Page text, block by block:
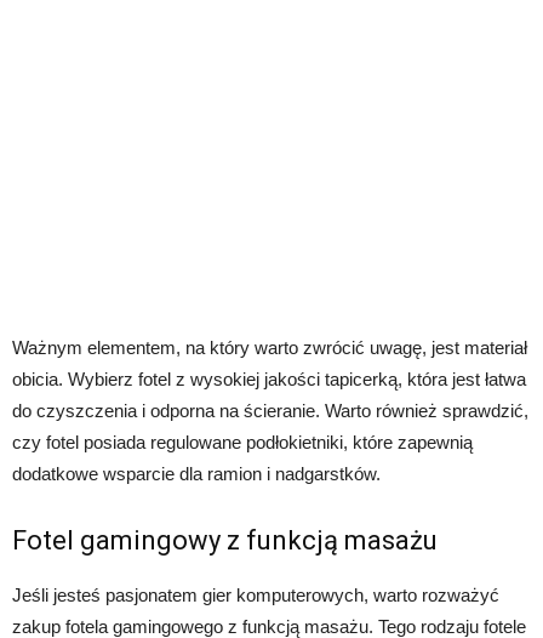
Ważnym elementem, na który warto zwrócić uwagę, jest materiał
obicia. Wybierz fotel z wysokiej jakości tapicerką, która jest łatwa
do czyszczenia i odporna na ścieranie. Warto również sprawdzić,
czy fotel posiada regulowane podłokietniki, które zapewnią
dodatkowe wsparcie dla ramion i nadgarstków.
Fotel gamingowy z funkcją masażu
Jeśli jesteś pasjonatem gier komputerowych, warto rozważyć
zakup fotela gamingowego z funkcją masażu. Tego rodzaju fotele